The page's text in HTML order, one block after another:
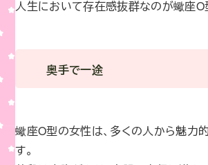
人生において存在感抜群なのが蠍座O
奥手で一途
蠍座O型の女性は、多くの人から魅力
す。